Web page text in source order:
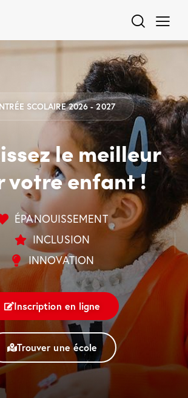
SCOLAIRE 2026 - 2027
le meilleur
votre enfant !
ÉPANOUISSEMENT
INCLUSION
INNOVATION
Inscription en ligne
Trouver une école